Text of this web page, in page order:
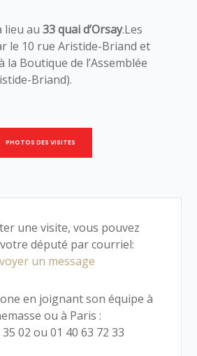
lieu au33 quai d’Orsay.Les
le 10 rue Aristide-Briand et
Boutique de l’Assemblée
Briand).
PHOTOS DES VISITES
une visite, vous pouvez
député par courriel:
un message
en joignant son équipe à
ou à Paris :
02 ou 01 40 63 72 33